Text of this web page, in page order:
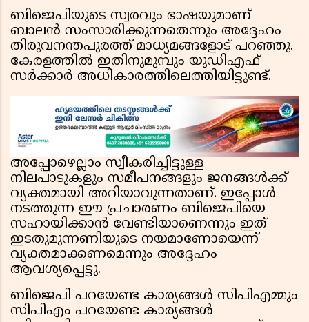
ബിജെപിയുടെ സ്വരവും ഭാഷയുമാണ്
ബാലൻ സംസാരിക്കുന്നതെന്നും അദ്ദേഹം
തിരുവനന്തപുരത്ത് മാധ്യമങ്ങളോട് പറഞ്ഞു.
കേരളത്തിൽ ഇതിനുമുമ്പും യുഡിഎഫ്
സർക്കാർ അധികാരത്തിലെത്തിയിട്ടുണ്ട്.
അപ്പോഴെല്ലാം സ്വീകരിച്ചിട്ടുള്ള
നിലപാടുകളും സമീപനങ്ങളും ജനങ്ങൾക്ക്
വ്യക്തമായി അറിയാവുന്നതാണ്. ഇപ്പോൾ
നടത്തുന്ന ഈ പ്രചാരണം ബിജെപിയെ
സഹായിക്കാൻ വേണ്ടിയാണെന്നും ഇത്
ഇടതുമുന്നണിയുടെ നയമാണോയെന്ന്
വ്യക്തമാക്കണമെന്നും അദ്ദേഹം
ആവശ്യപ്പെട്ടു.
ബിജെപി പറയേണ്ട കാര്യങ്ങൾ സിപിഎമ്മും
സിപിഎം പറയേണ്ട കാര്യങ്ങൾ